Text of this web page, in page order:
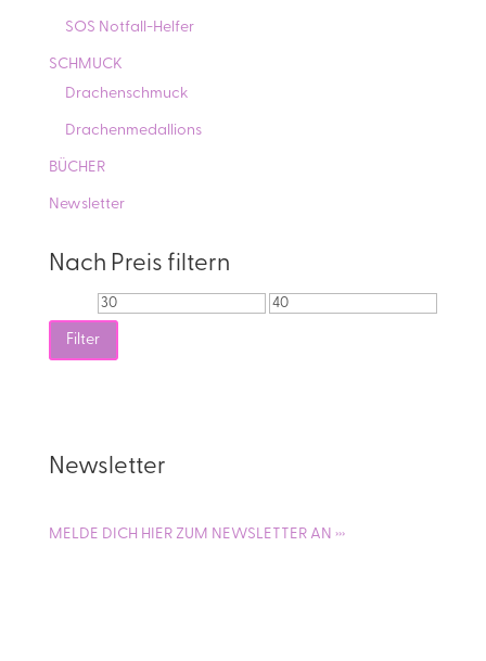
SOS Notfall-Helfer
SCHMUCK
Drachenschmuck
Drachenmedallions
BÜCHER
Newsletter
Nach Preis filtern
Min.
Preis
Max.
Filter
Newsletter
MELDE DICH HIER ZUM NEWSLETTER AN ›››